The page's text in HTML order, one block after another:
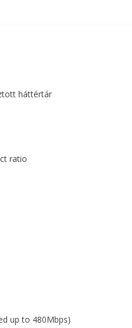
háttértár
ratio
up to 480Mbps)